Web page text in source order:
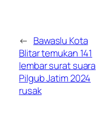
← Bawaslu Kota
Blitar temukan 141
lembar surat suara
Pilgub Jatim 2024
rusak